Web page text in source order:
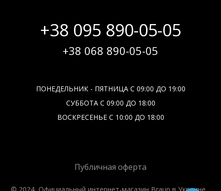
+38 095 890-05-05
+38 068 890-05-05
ПОНЕДЕЛЬНИК - ПЯТНИЦА С 09:00 ДО 19:00
СУББОТА С 09:00 ДО 18:00
ВОСКРЕСЕНЬЕ С 10:00 ДО 18:00
Публичная оферта